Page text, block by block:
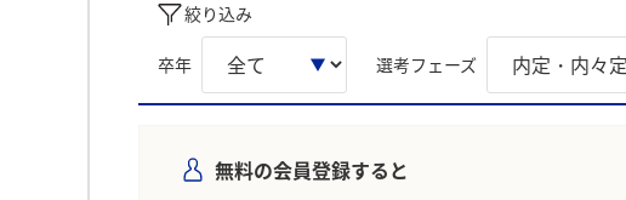
絞り込み
卒年 選考フェーズ
無料の会員登録すると